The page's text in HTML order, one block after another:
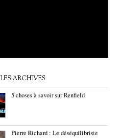
ARCHIVES
5 choses à savoir sur Renfield
Pierre Richard : Le déséquilibriste